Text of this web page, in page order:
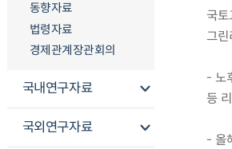
동향자료
법령자료
경제관계장관회의
국내연구자료
국외연구자료
국
그
- 노
등
- 올